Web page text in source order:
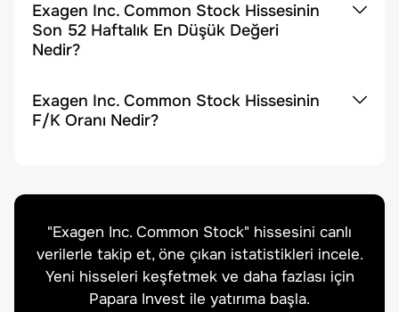
Exagen Inc. Common Stock Hissesinin
Son 52 Haftalık En Düşük Değeri
Nedir?
Exagen Inc. Common Stock Hissesinin
F/K Oranı Nedir?
"Exagen Inc. Common Stock" hissesini canlı
verilerle takip et, öne çıkan istatistikleri incele.
Yeni hisseleri keşfetmek ve daha fazlası için
Papara Invest ile yatırıma başla.